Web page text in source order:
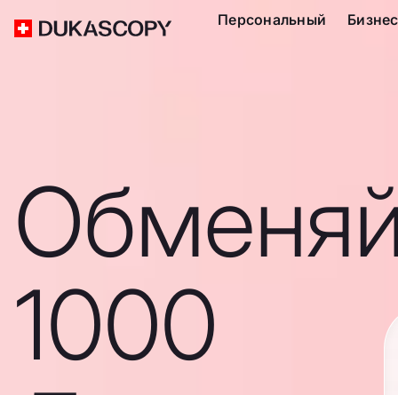
Персональный Бизнес
1000